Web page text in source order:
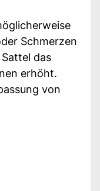
Schmerzen
das
erhöht.
von